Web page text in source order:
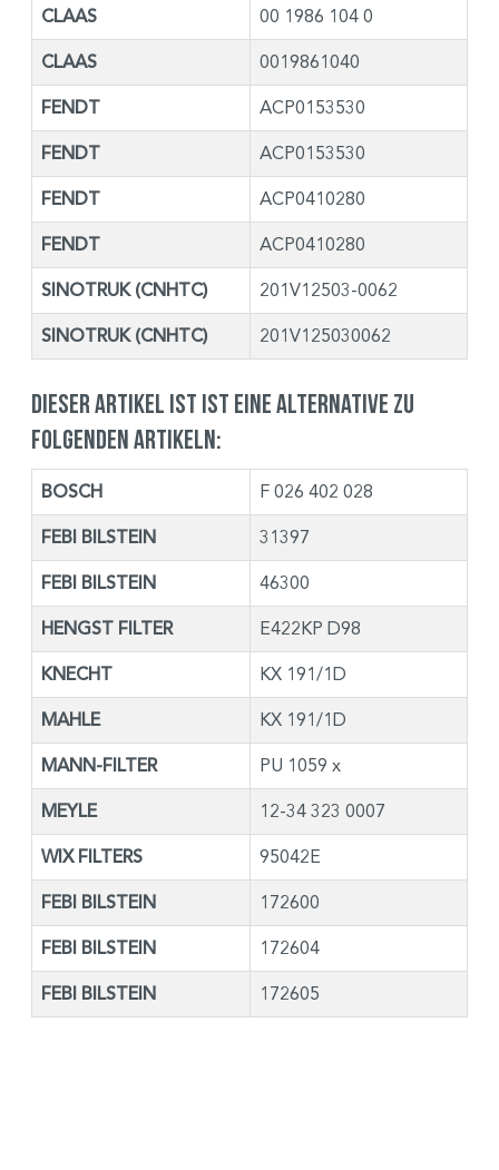
CLAAS 00 1986 104 0
CLAAS 0019861040
FENDT ACP0153530
FENDT ACP0153530
FENDT ACP0410280
FENDT ACP0410280
SINOTRUK (CNHTC) 201V12503-0062
SINOTRUK (CNHTC) 201V125030062
Dieser Artikel ist ist eine Alternative zu
folgenden Artikeln:
BOSCH F 026 402 028
FEBI BILSTEIN 31397
FEBI BILSTEIN 46300
HENGST FILTER E422KP D98
KNECHT KX 191/1D
MAHLE KX 191/1D
MANN-FILTER PU 1059 x
MEYLE 12-34 323 0007
WIX FILTERS 95042E
FEBI BILSTEIN 172600
FEBI BILSTEIN 172604
FEBI BILSTEIN 172605